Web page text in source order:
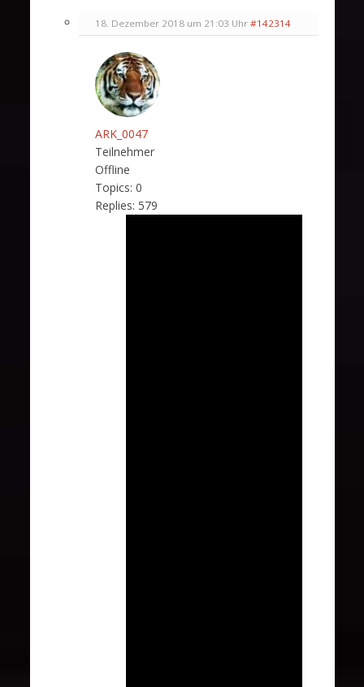
18. Dezember 2018 um 21:03 Uhr #142314
ARK_0047
Teilnehmer
Offline
Topics: 0
Replies: 579